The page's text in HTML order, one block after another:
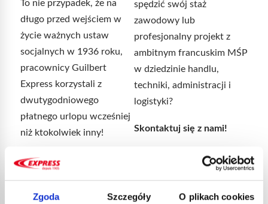
Zgoda Szczegóły O plikach cookies
To nie przypadek, że na
długo przed wejściem w
życie ważnych ustaw
socjalnych w 1936 roku,
pracownicy Guilbert
Express korzystali z
dwutygodniowego
płatnego urlopu wcześniej
niż ktokolwiek inny!
Opierając się na założeniu,
który jest zaangażowany w
spędzić swój staż
zawodowy lub
profesjonalny projekt z
ambitnym francuskim MŚP
w dziedzinie handlu,
techniki, administracji i
logistyki?
Skontaktuj się z nami!